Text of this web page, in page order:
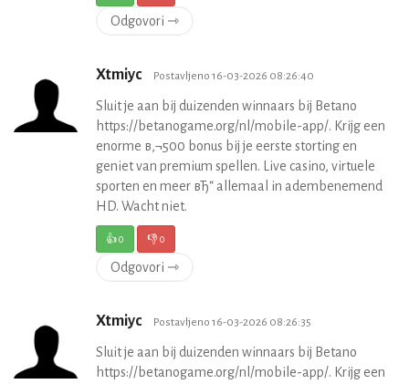
Odgovori ⇾
Xtmiyc Postavljeno 16-03-2026 08:26:40
Sluit je aan bij duizenden winnaars bij Betano
https://betanogame.org/nl/mobile-app/. Krijg een
enorme в‚¬500 bonus bij je eerste storting en
geniet van premium spellen. Live casino, virtuele
sporten en meer вЂ“ allemaal in adembenemend
HD. Wacht niet.
👍0 👎0
Odgovori ⇾
Xtmiyc Postavljeno 16-03-2026 08:26:35
Sluit je aan bij duizenden winnaars bij Betano
https://betanogame.org/nl/mobile-app/. Krijg een